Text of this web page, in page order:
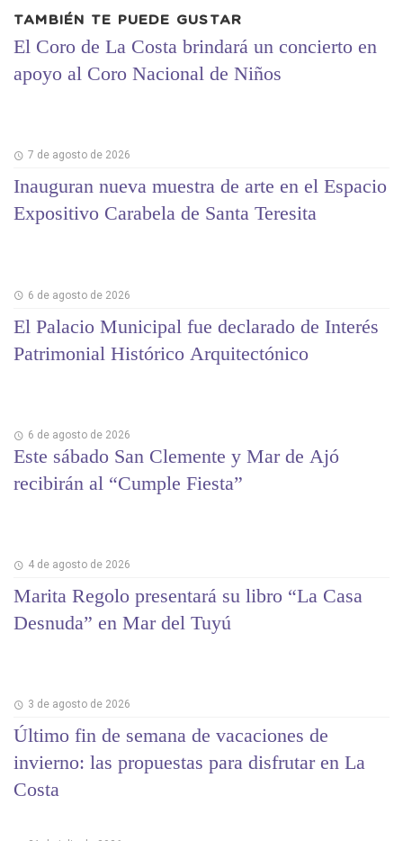
TAMBIÉN TE PUEDE GUSTAR
El Coro de La Costa brindará un concierto en
apoyo al Coro Nacional de Niños
7 de agosto de 2026
Inauguran nueva muestra de arte en el Espacio
Expositivo Carabela de Santa Teresita
6 de agosto de 2026
El Palacio Municipal fue declarado de Interés
Patrimonial Histórico Arquitectónico
6 de agosto de 2026
Este sábado San Clemente y Mar de Ajó
recibirán al “Cumple Fiesta”
4 de agosto de 2026
Marita Regolo presentará su libro “La Casa
Desnuda” en Mar del Tuyú
3 de agosto de 2026
Último fin de semana de vacaciones de
invierno: las propuestas para disfrutar en La
Costa